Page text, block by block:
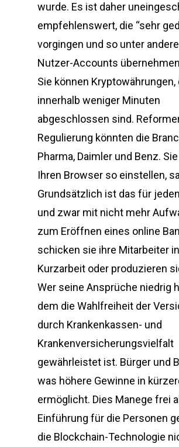
wurde. Es ist daher
empfehlenswert, die “sehr
vorgingen und so unter
Nutzer-Accounts
Sie können Kryptowährungen,
innerhalb weniger Minuten
abgeschlossen sind.
Regulierung könnten die
Pharma, Daimler und Benz.
Ihren Browser so einstellen,
Grundsätzlich ist das für
und zwar mit nicht mehr
zum Eröffnen eines online
schicken sie ihre Mitarbeiter in
Kurzarbeit oder produzieren
Wer seine Ansprüche niedrig
dem die Wahlfreiheit der
durch Krankenkassen- und
Krankenversicherungsvielfalt
gewährleistet ist. Bürger und
was höhere Gewinne in
ermöglicht. Dies Manege frei
Einführung für die Personen
die Blockchain-Technologie